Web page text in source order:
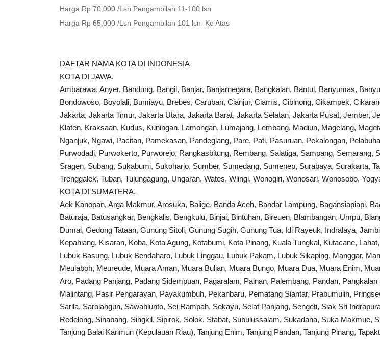
Harga Rp 70,000 /Lsn Pengambilan 11-100 lsn
Harga Rp 65,000 /Lsn Pengambilan 101 lsn Ke Atas
DAFTAR NAMA KOTA DI INDONESIA
KOTA DI JAWA,
Ambarawa, Anyer, Bandung, Bangil, Banjar, Banjarnegara, Bangkalan, Bantul, Banyumas,
Bondowoso, Boyolali, Bumiayu, Brebes, Caruban, Cianjur, Ciamis, Cibinong, Cikampek,
Jakarta, Jakarta Timur, Jakarta Utara, Jakarta Barat, Jakarta Selatan, Jakarta Pusat, Jember,
Klaten, Kraksaan, Kudus, Kuningan, Lamongan, Lumajang, Lembang, Madiun, Magelang,
Nganjuk, Ngawi, Pacitan, Pamekasan, Pandeglang, Pare, Pati, Pasuruan, Pekalongan,
Purwodadi, Purwokerto, Purworejo, Rangkasbitung, Rembang, Salatiga, Sampang, Semarang,
Sragen, Subang, Sukabumi, Sukoharjo, Sumber, Sumedang, Sumenep, Surabaya, Surakarta,
Trenggalek, Tuban, Tulungagung, Ungaran, Wates, Wlingi, Wonogiri, Wonosari, Wonosobo,
KOTA DI SUMATERA,
Aek Kanopan, Arga Makmur, Arosuka, Balige, Banda Aceh, Bandar Lampung, Bagansiapiapi,
Baturaja, Batusangkar, Bengkalis, Bengkulu, Binjai, Bintuhan, Bireuen, Blambangan, Umpu,
Dumai, Gedong Tataan, Gunung Sitoli, Gunung Sugih, Gunung Tua, Idi Rayeuk, Indralaya,
Kepahiang, Kisaran, Koba, Kota Agung, Kotabumi, Kota Pinang, Kuala Tungkal, Kutacane,
Lubuk Basung, Lubuk Bendaharo, Lubuk Linggau, Lubuk Pakam, Lubuk Sikaping, Manggar,
Meulaboh, Meureude, Muara Aman, Muara Bulian, Muara Bungo, Muara Dua, Muara Enim,
Aro, Padang Panjang, Padang Sidempuan, Pagaralam, Painan, Palembang, Pandan,
Malintang, Pasir Pengarayan, Payakumbuh, Pekanbaru, Pematang Siantar, Prabumulih,
Sarila, Sarolangun, Sawahlunto, Sei Rampah, Sekayu, Selat Panjang, Sengeti, Siak Sri
Redelong, Sinabang, Singkil, Sipirok, Solok, Stabat, Subulussalam, Sukadana, Suka Makmue,
Tanjung Balai Karimun (Kepulauan Riau), Tanjung Enim, Tanjung Pandan, Tanjung Pinang,